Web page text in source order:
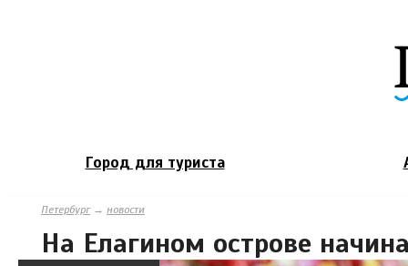
Город для туриста
Петербург→ новости
На Елагином острове